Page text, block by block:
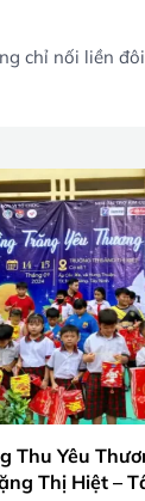
chỉ nối liền
Thu Yêu
Thị Hiệt –